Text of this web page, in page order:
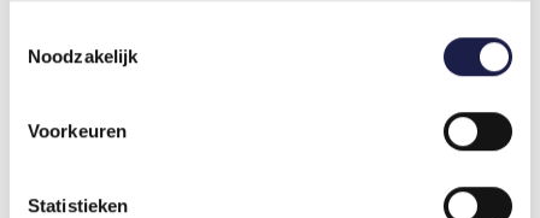
Noodzakelijk
Voorkeuren
Statistieken
shop@diermedicatie.nl
Inhalt und/oder das Layout der Website und der
Webanwendungen von Diermedicatie.nl, auf die
ändern.